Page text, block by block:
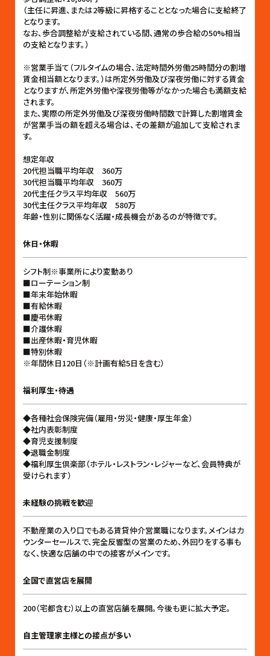
（主任に昇進、または2等級に昇格することとなった場合に支給終了
となります。
なお、歩合調整給が支給されている間、通常の歩合給の50%相当
の支給となります。）
※営業手当て（フルタイムの場合、法定時間外労働25時間分の割増
賃金相当額となります。）は所定外労働及び深夜労働に対する賃金
となりますが、所定外労働や深夜労働等がなかった場合も満額支給
されます。
また、実際の所定外労働及び深夜労働時間数で計算した割増賃金
が営業手当の額を超える場合は、その差額が追加して支給されま
す。
想定年収
20代担当職平均年収 360万
30代担当職平均年収 360万
20代主任クラス平均年収 560万
30代主任クラス平均年収 580万
年齢・性別に関係なく活躍・成長機会があるのが特徴です。
休日・休暇
シフト制※事業所により変動あり
■ローテーション制
■年末年始休暇
■有給休暇
■慶弔休暇
■介護休暇
■出産休暇・育児休暇
■特別休暇
※年間休日120日（※計画有給5日を含む）
福利厚生・待遇
◆各種社会保険完備（雇用・労災・健康・厚生年金）
◆社内表彰制度
◆育児支援制度
◆退職金制度
◆福利厚生倶楽部（ホテル・レストラン・レジャーなど、会員特典が
受けられます）
未経験の挑戦を歓迎
不動産業の入り口でもある賃貸仲介営業職になります。メインはカ
ウンターセールスで、完全反響型の営業のため、外回りをする事も
なく、快適な店舗の中での接客がメインです。
全国で直営店を展開
200（宅都含む）以上の直営店舗を展開。今後も更に拡大予定。
自主管理家主様との接点が多い